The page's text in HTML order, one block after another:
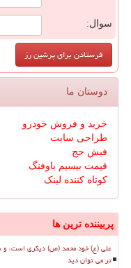
سوال:
دوستان ما
خرید و فروش خودرو
طراحی سایت
فیش حج
قیمت بیسیم باوفنگ
کوتاه کننده لینک
پربیننده ترین ها
علی (ع) خود محمد (ص) دیگری است، و
تر می توان دید